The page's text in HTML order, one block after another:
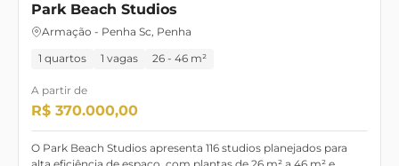
Park Beach Studios
Armação - Penha Sc, Penha
1 quartos 1 vagas 26 - 46 m²
A partir de
R$ 370.000,00
O Park Beach Studios apresenta 116 studios planejados para